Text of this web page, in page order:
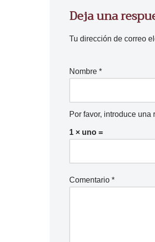
Deja una
Tu dirección de correo
Nombre *
Por favor, introduce una
1 × uno =
Comentario *